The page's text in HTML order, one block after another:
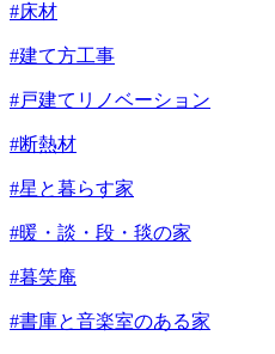
#床材
#建て方工事
#戸建てリノベーション
#断熱材
#星と暮らす家
#暖・談・段・毯の家
#暮笑庵
#書庫と音楽室のある家